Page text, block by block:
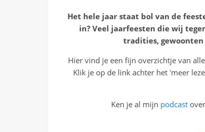
Het hele jaar staat bol van de
in? Veel jaarfeesten die wij
tradities,
Hier vind je een fijn overzichtje van
Klik je op de link achter het 'meer
Ken je al mijn podcast